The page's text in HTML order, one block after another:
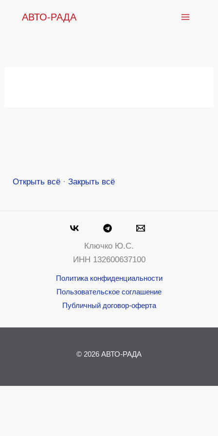
АВТО-РАДА
Открыть всё · Закрыть всё
Ключко Ю.С.
ИНН 132600637100
Политика конфиденциальности
Пользовательское соглашение
Публичный договор-оферта
© 2026 АВТО-РАДА